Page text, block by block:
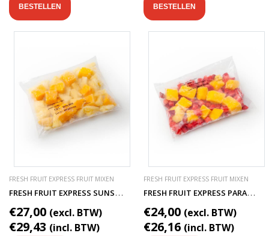
BESTELLEN BESTELLEN
FRESH FRUIT EXPRESS FRUIT MIXEN
F
RESH FRUIT EXPRESS SUNSHINE SMOOTHIE FRUITMIX
€27,00 (excl. BTW)
€29,43 (incl. BTW)
FRESH FRUIT EXPRESS FRUIT MIXEN
F
RESH FRUIT EXPRESS PARADISE SMOOTHIE FRUITMIX
€24,00 (excl. BTW)
€26,16 (incl. BTW)